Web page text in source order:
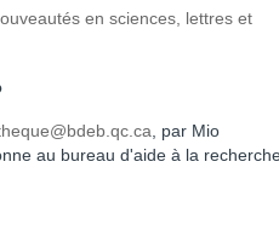
au bureau d'aide à la